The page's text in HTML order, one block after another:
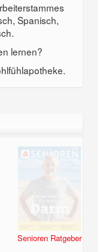
Spanisch,
lernen?
Senioren Ratgeber